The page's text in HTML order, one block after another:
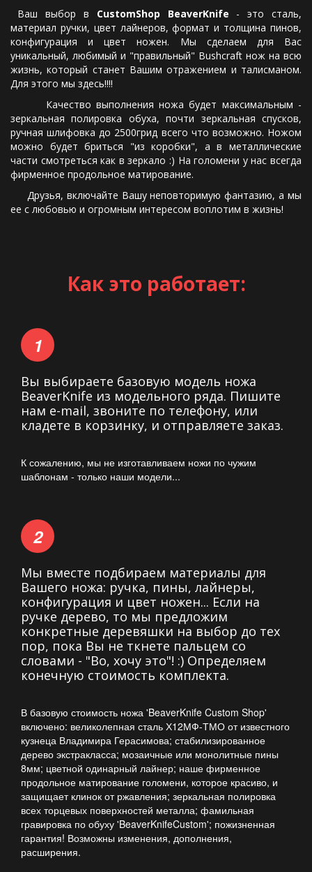
Ваш выбор в CustomShop BeaverKnife - это сталь,
материал ручки, цвет лайнеров, формат и толщина пинов,
конфигурация и цвет ножен. Мы сделаем для Вас
уникальный, любимый и "правильный" Bushcraft нож на всю
жизнь, который станет Вашим отражением и талисманом.
Для этого мы здесь!!!!
Качество выполнения ножа будет максимальным -
зеркальная полировка обуха, почти зеркальная спусков,
ручная шлифовка до 2500грид всего что возможно. Ножом
можно будет бриться "из коробки", а в металлические
части смотреться как в зеркало :) На голомени у нас всегда
фирменное продольное матирование.
Друзья, включайте Вашу неповторимую фантазию, а мы
ее с любовью и огромным интересом воплотим в жизнь!
Как это работает:
Вы выбираете базовую модель ножа
BeaverKnife из модельного ряда. Пишите
нам e-mail, звоните по телефону, или
кладете в корзинку, и отправляете заказ.
К сожалению, мы не изготавливаем ножи по чужим
шаблонам - только наши модели...
Мы вместе подбираем материалы для
Вашего ножа: ручка, пины, лайнеры,
конфигурация и цвет ножен... Если на
ручке дерево, то мы предложим
конкретные деревяшки на выбор до тех
пор, пока Вы не ткнете пальцем со
словами - "Во, хочу это"! :) Определяем
конечную стоимость комплекта.
В базовую стоимость ножа 'BeaverKnife Custom Shop'
включено: великолепная сталь Х12МФ-ТМО от известного
кузнеца Владимира Герасимова; стабилизированное
дерево экстракласса; мозаичные или монолитные пины
8мм; цветной одинарный лайнер; наше фирменное
продольное матирование голомени, которое красиво, и
защищает клинок от ржавления; зеркальная полировка
всех торцевых поверхностей металла; фамильная
гравировка по обуху 'BeaverKnifeCustom'; пожизненная
гарантия! Возможны изменения, дополнения,
расширения.